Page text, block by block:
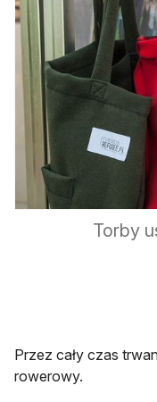
Torby
Przez cały czas
rowerowy.